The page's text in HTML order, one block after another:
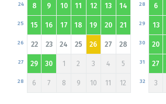
8
24 9 10 11 12 13 14
15
25 16 17 18 19 20 21
22
26 23 24 25 26 27 28
29
27 30 1 2 3 4 5
6
28 7 8 9 10 11 12
6
28
13
29
20
30
27
31
3
32